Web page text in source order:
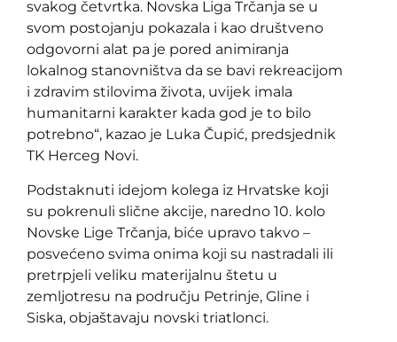
svakog četvrtka. Novska Liga Trčanja se u
svom postojanju pokazala i kao društveno
odgovorni alat pa je pored animiranja
lokalnog stanovništva da se bavi rekreacijom
i zdravim stilovima života, uvijek imala
humanitarni karakter kada god je to bilo
potrebno“, kazao je Luka Čupić, predsjednik
TK Herceg Novi.
Podstaknuti idejom kolega iz Hrvatske koji
su pokrenuli slične akcije, naredno 10. kolo
Novske Lige Trčanja, biće upravo takvo –
posvećeno svima onima koji su nastradali ili
pretrpjeli veliku materijalnu štetu u
zemljotresu na području Petrinje, Gline i
Siska, objaštavaju novski triatlonci.